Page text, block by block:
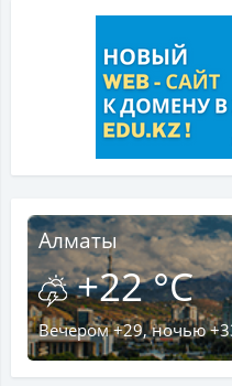
Алматы
+22 °C
Вечером +29, ночью